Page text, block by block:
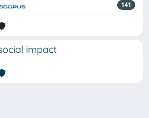
141
impact